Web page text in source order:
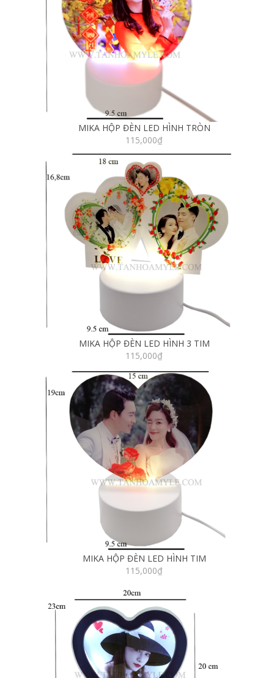
MIKA HỘP ĐÈN LED HÌNH TRÒN
115,000₫
MIKA HỘP ĐÈN LED HÌNH 3 TIM
115,000₫
MIKA HỘP ĐÈN LED HÌNH TIM
115,000₫